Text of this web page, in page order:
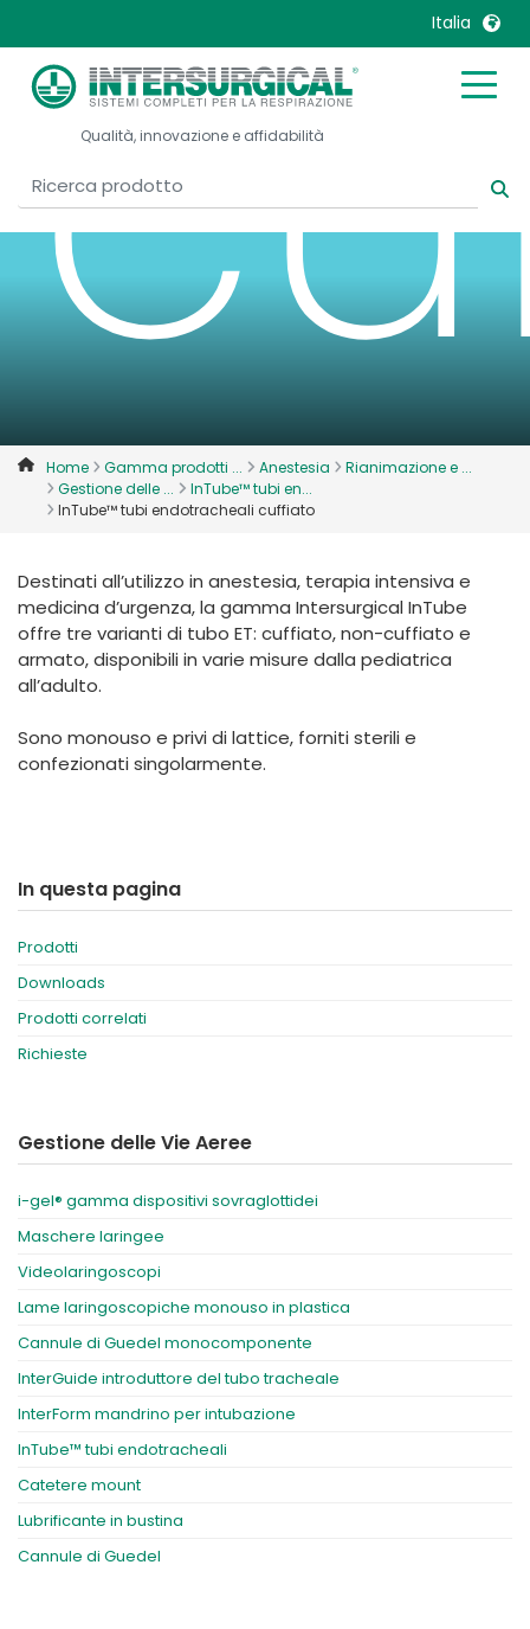
Italia
United Kingdom
United States
Belgique, Français
Canada, English
Canada, Français
Denmark
Deutschland
France
Malaysia
Mexico
Nederlands
Russia
International English
Qualità, innovazione e affidabilità
Home Gamma prodotti ... Anestesia
Rianimazione e ...
Gestione delle ...
InTube™ tubi en...
InTube™ tubi endotracheali cuffiato
Destinati all’utilizzo in anestesia, terapia intensiva e
medicina d’urgenza, la gamma Intersurgical InTube
offre tre varianti di tubo ET: cuffiato, non-cuffiato e
armato, disponibili in varie misure dalla pediatrica
all’adulto.
Sono monouso e privi di lattice, forniti sterili e
confezionati singolarmente.
In questa pagina
Prodotti
Downloads
Prodotti correlati
Richieste
Gestione delle Vie Aeree
i-gel® gamma dispositivi sovraglottidei
Maschere laringee
Videolaringoscopi
Lame laringoscopiche monouso in plastica
Cannule di Guedel monocomponente
InterGuide introduttore del tubo tracheale
InterForm mandrino per intubazione
InTube™ tubi endotracheali
Catetere mount
Lubrificante in bustina
Cannule di Guedel